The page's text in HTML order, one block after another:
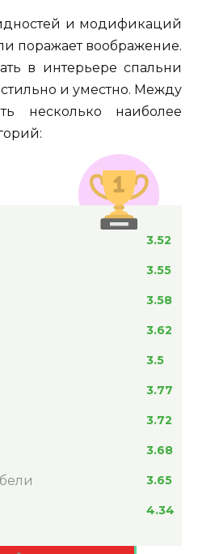
и модификаций
поражает воображение.
в интерьере спальни
и уместно. Между
несколько наиболее
3.52
3.55
3.58
3.62
3.5
3.77
3.72
3.68
3.65
4.34